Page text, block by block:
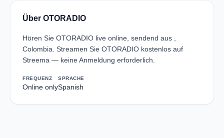
Über OTORADIO
Hören Sie OTORADIO live online, sendend aus ,
Colombia. Streamen Sie OTORADIO kostenlos auf
Streema — keine Anmeldung erforderlich.
FREQUENZ
Online only
SPRACHE
Spanish